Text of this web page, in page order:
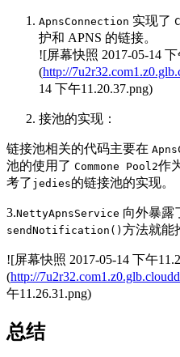
ApnsConnection 实现了
护和 APNS 的链接。
![屏幕快照 2017-05-14
(http://
14 下午11.20.37.png)
接池的实现：
链接池相关的代码主要在
池的使用了 Commone Pool2作
考了 jedies的链接池的实现。
3.NettyApnsService 向外暴露
sendNotification() 方法就能
![屏幕快照 2017-05-14 下午
(http://
午11.26.31.png)
总结